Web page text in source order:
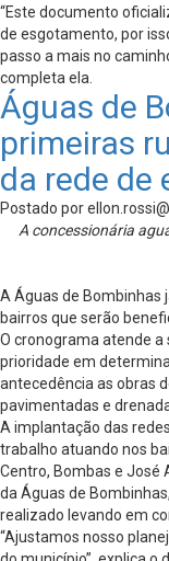
“Este documento
de esgotamento, por
passo a mais no
completa ela.
Águas de
primeiras
da rede de
Postado por
A concessionária
A Águas de Bombinhas
bairros que serão
O cronograma atende a
prioridade em
antecedência as obras
pavimentadas e
A implantação das
trabalho atuando nos
Centro, Bombas e José
da Águas de
realizado levando em
“Ajustamos nosso